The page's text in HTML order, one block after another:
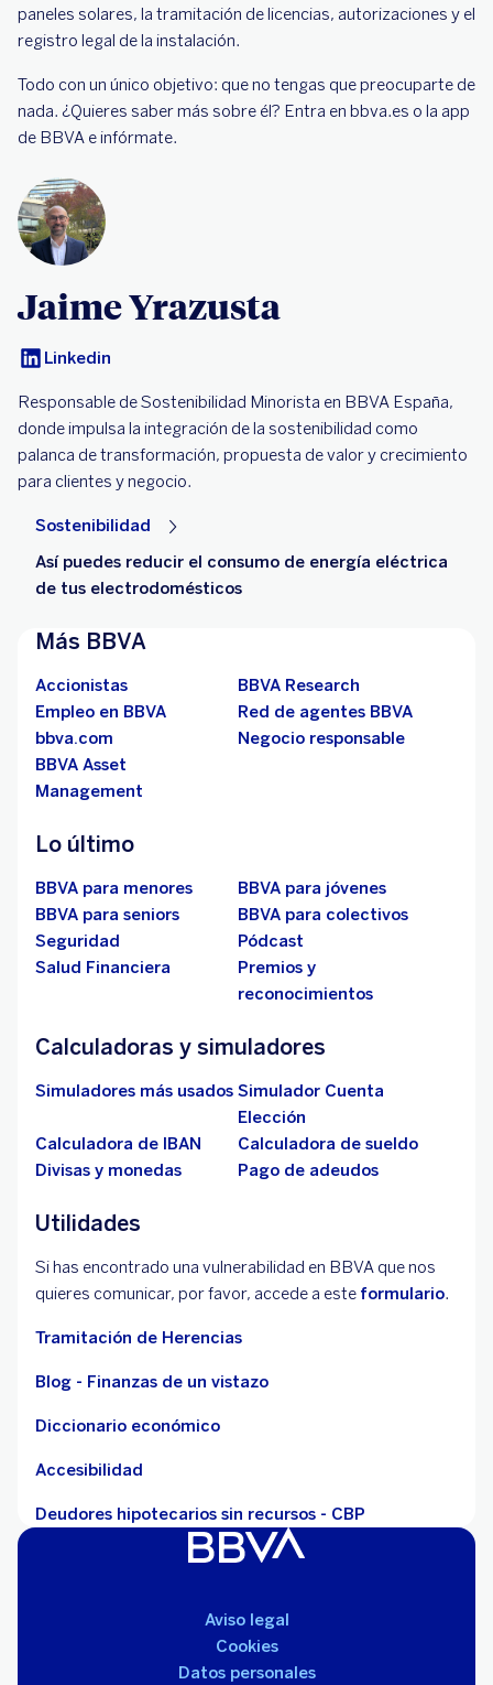
paneles solares, la tramitación de licencias, autorizaciones y el
registro legal de la instalación.
Todo con un único objetivo: que no tengas que preocuparte de
nada. ¿Quieres saber más sobre él? Entra en bbva.es o la app
de BBVA e infórmate.
Jaime Yrazusta
Linkedin
Responsable de Sostenibilidad Minorista en BBVA España,
donde impulsa la integración de la sostenibilidad como
palanca de transformación, propuesta de valor y crecimiento
para clientes y negocio.
Sostenibilidad
Así puedes reducir el consumo de energía eléctrica
de tus electrodomésticos
Más BBVA
Accionistas
BBVA Research
Empleo en BBVA
Red de agentes BBVA
bbva.com
Negocio responsable
BBVA Asset
Management
Lo último
BBVA para menores
BBVA para jóvenes
BBVA para seniors
BBVA para colectivos
Seguridad
Pódcast
Salud Financiera
Premios y
reconocimientos
Calculadoras y simuladores
Simuladores más usados Simulador Cuenta
Elección
Calculadora de IBAN
Calculadora de sueldo
Divisas y monedas
Pago de adeudos
Utilidades
Si has encontrado una vulnerabilidad en BBVA que nos
quieres comunicar, por favor, accede a este formulario.
Tramitación de Herencias
Blog - Finanzas de un vistazo
Diccionario económico
Accesibilidad
Deudores hipotecarios sin recursos - CBP
Aviso legal
Cookies
Datos personales